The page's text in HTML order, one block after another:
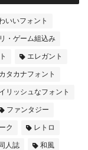
いいフォント
・ゲーム組込み
エレガント
カタカナフォント
リッシュなフォント
ファンタジー
ク レトロ
人誌 和風